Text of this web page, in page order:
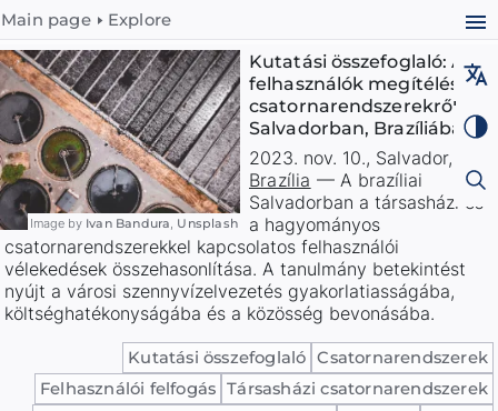
Main page Explore
Image by Ivan Bandura, Unsplash
Kutatási összefoglaló: A
felhasználók megítélése a
csatornarendszerekről
Salvadorban, Brazíliában
2023. nov. 10., Salvador,
Brazília — A brazíliai
Salvadorban a társasházi és
a hagyományos
csatornarendszerekkel kapcsolatos felhasználói
vélekedések összehasonlítása. A tanulmány betekintést
nyújt a városi szennyvízelvezetés gyakorlatiasságába,
költséghatékonyságába és a közösség bevonásába.
Kutatási összefoglaló Csatornarendszerek
Felhasználói felfogás Társasházi csatornarendszerek